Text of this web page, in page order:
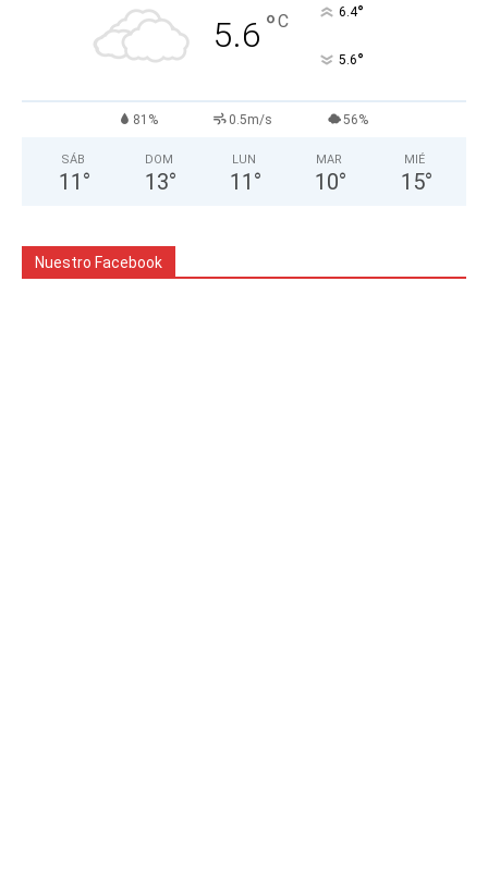
5.6 °C 6.4°
5.6°
81% 0.5m/s 56%
SÁB
11 °
DOM
13°
LUN
11 °
MAR
10°
MIÉ
15°
Nuestro Facebook